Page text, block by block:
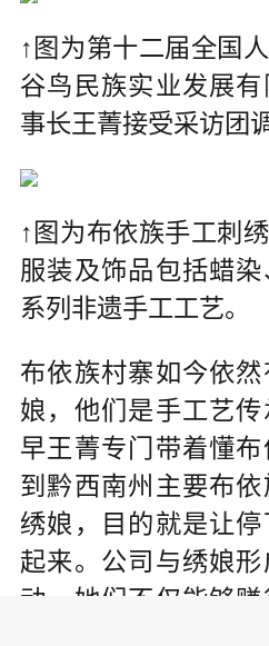
↑图为第十二届全国
谷鸟民族实业发展
事长王菁接受采访团
↑图为布依族手工刺
服装及饰品包括蜡
系列非遗手工工艺。
布依族村寨如今依
娘，他们是手工艺
早王菁专门带着懂布
到黔西南州主要布
绣娘，目的就是让
起来。公司与绣娘
动。她们不仅能够